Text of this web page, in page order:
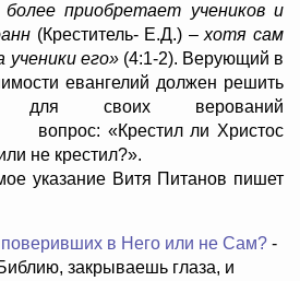
приобретает учеников и
(Креститель- Е.Д.) –хотя сам
ученики его»(4:1-2). Верующий в
евангелий должен решить
для своих верований
«Крестил ли Христос
не крестил?».
указание Витя Питанов пишет
поверивших в Него или не Сам? -
закрываешь глаза, и